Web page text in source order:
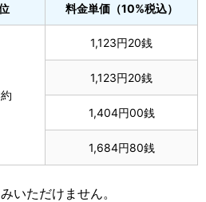
料金単価（10%税込）
1,123円20銭
1,123円20銭
1,404円00銭
1,684円80銭
いただけません。